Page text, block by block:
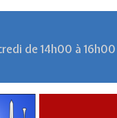
de 14h00 à